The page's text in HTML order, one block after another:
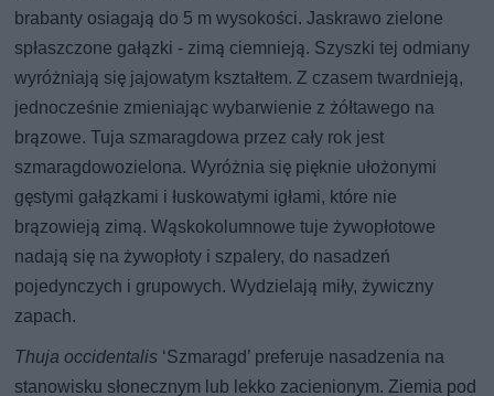
brabanty osiagają do 5 m wysokości. Jaskrawo zielone
spłaszczone gałązki - zimą ciemnieją. Szyszki tej odmiany
wyróżniają się jajowatym kształtem. Z czasem twardnieją,
jednocześnie zmieniając wybarwienie z żółtawego na
brązowe. Tuja szmaragdowa przez cały rok jest
szmaragdowozielona. Wyróżnia się pięknie ułożonymi
gęstymi gałązkami i łuskowatymi igłami, które nie
brązowieją zimą. Wąskokolumnowe tuje żywopłotowe
nadają się na żywopłoty i szpalery, do nasadzeń
pojedynczych i grupowych. Wydzielają miły, żywiczny
zapach.
Thuja occidentalis ‘Szmaragd’ preferuje nasadzenia na
stanowisku słonecznym lub lekko zacienionym. Ziemia pod